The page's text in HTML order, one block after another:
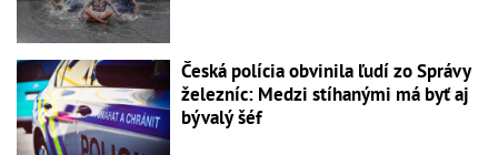
Česká polícia obvinila ľudí zo Správy
železníc: Medzi stíhanými má byť aj
bývalý šéf